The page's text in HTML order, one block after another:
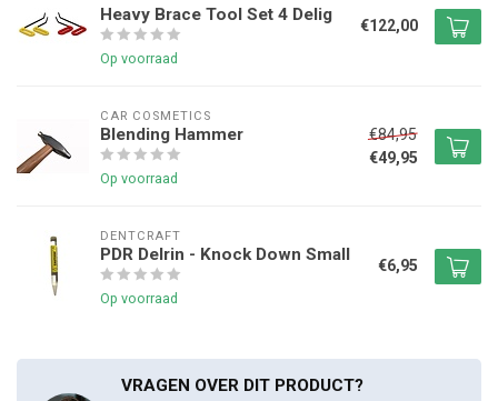
Heavy Brace Tool Set 4 Delig
Op voorraad
€122,00
CAR COSMETICS
Blending Hammer
Op voorraad
€84,95
€49,95
DENTCRAFT
PDR Delrin - Knock Down Small
Op voorraad
€6,95
VRAGEN OVER DIT PRODUCT?